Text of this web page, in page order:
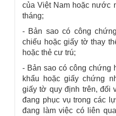
của Việt Nam hoặc nước
tháng;
- Bản sao có công
chiếu hoặc giấy tờ thay
hoặc thẻ cư trú;
- Bản sao có công chứng
khẩu hoặc giấy chứng
giấy tờ quy định trên, đối
đang phục vụ trong các
đang làm việc có liên